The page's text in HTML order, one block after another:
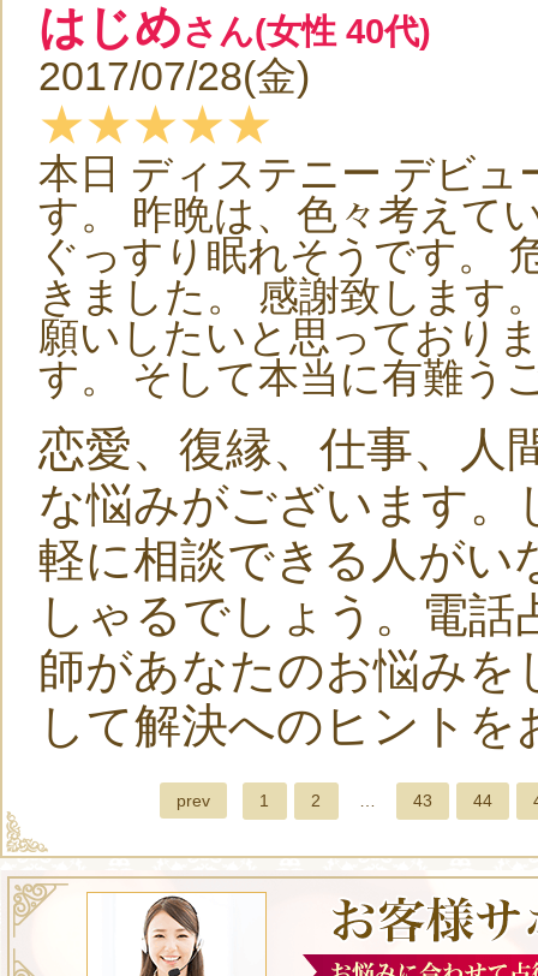
はじめさん(女性 40代)
2017/07/28(金)
★★★★★
本日 ディステニー デビ
す。 昨晩は、色々考えて
ぐっすり眠れそうです。
きました。 感謝致します
願いしたいと思っており
す。 そして本当に有難う
恋愛、復縁、仕事、人
な悩みがございます
軽に相談できる人がい
しゃるでしょう。電
師があなたのお悩みを
して解決へのヒントを
prev 1 2 … 43 44